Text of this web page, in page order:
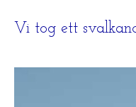
Vi tog ett